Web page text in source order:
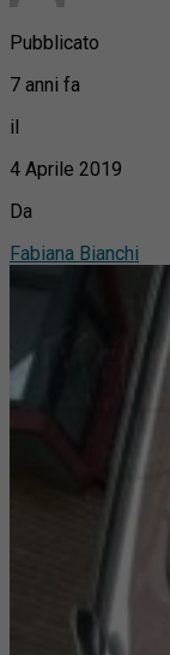
Pubblicato
7 anni fa
il
4 Aprile 2019
Da
Fabiana Bianchi